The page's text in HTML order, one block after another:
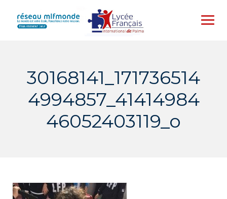
content
30168141_171736514
4994857_41414984
46052403119_o